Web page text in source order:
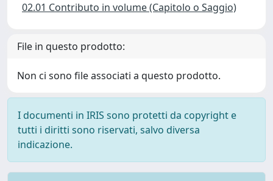
02.01 Contributo in volume (Capitolo o Saggio)
File in questo prodotto:
Non ci sono file associati a questo prodotto.
I documenti in IRIS sono protetti da copyright e
tutti i diritti sono riservati, salvo diversa
indicazione.